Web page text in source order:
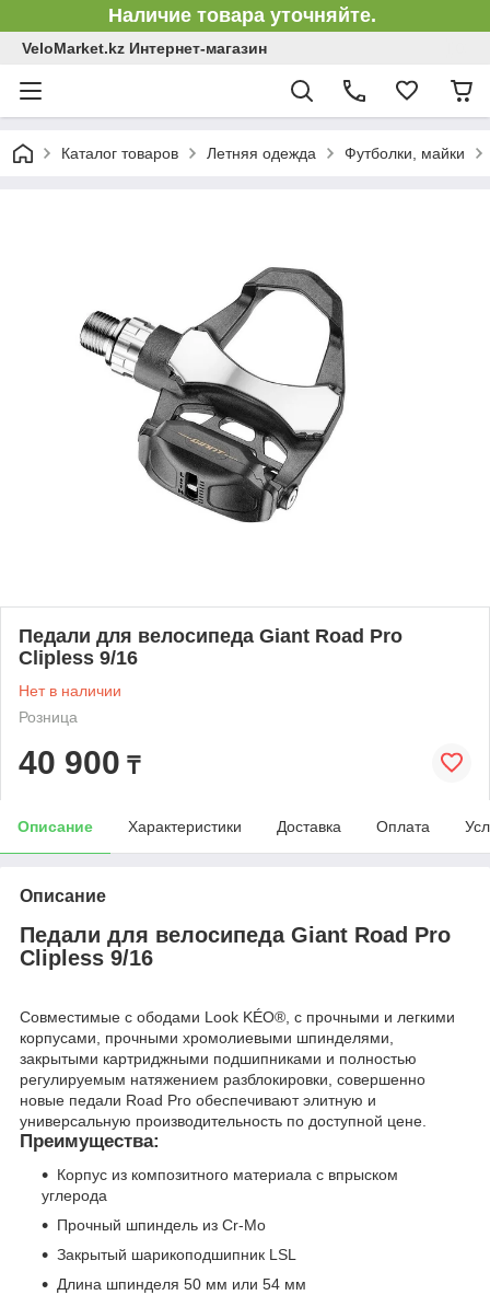
Наличие товара уточняйте.
VeloMarket.kz Интернет-магазин
Каталог товаров Летняя одежда Футболки, майки
Педали для велосипеда Giant Road Pro
Clipless 9/16
Нет в наличии
Розница
40 900 ₸
Описание Характеристики Доставка Оплата
Описание
Педали для велосипеда Giant Road Pro
Clipless 9/16
Совместимые с ободами Look KÉO®, с прочными и легкими
корпусами, прочными хромолиевыми шпинделями,
закрытыми картриджными подшипниками и полностью
регулируемым натяжением разблокировки, совершенно
новые педали Road Pro обеспечивают элитную и
универсальную производительность по доступной цене.
Преимущества:
Корпус из композитного материала с впрыском
углерода
Прочный шпиндель из Cr-Mo
Закрытый шарикоподшипник LSL
Длина шпинделя 50 мм или 54 мм